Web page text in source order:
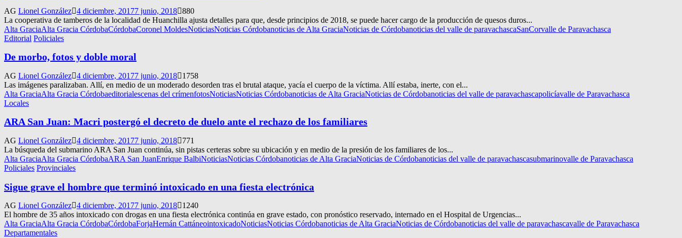
AG Lionel González 4 diciembre, 20177 junio, 2018 880
La cooperativa de tamberos de la localidad de Huanchilla ajusta detalles para que, desde principios de 2018, se puede hacer cargo de la producción de quesos duros...
Alta GraciaAlta Gracia CórdobaCórdobaCoronel MoldesNoticiasNoticias Córdobanoticias de Alta GraciaNoticias de Córdobanoticias del valle de paravachascaSanCorvalle de Paravachasca
Editorial Policiales
De morbo, fotos y doble moral
AG Lionel González 4 diciembre, 20177 junio, 2018
1758
Las imágenes paralizaban. Allí, en medio de un moderado desorden tras el brutal ataque, yacía el cuerpo de la víctima. Allí estaba, inerte, con el...
Alta GraciaAlta Gracia Córdobaeditorialescenas del crímenfotosNoticiasNoticias Córdobanoticias de Alta GraciaNoticias de Córdobanoticias del valle de paravachascapolicíavalle de Paravachasca
Locales
ARA San Juan: Macri postergó el decreto de duelo ante el rechazo de los familiares
AG Lionel González 4 diciembre, 20177 junio, 2018
771
La búsqueda del submarino ARA San Juan continúa, sin pistas certeras sobre su ubicación y en medio de la presión de los familiares de los...
Alta GraciaAlta Gracia CórdobaARA San JuanEnrique BalbiNoticiasNoticias Córdobanoticias de Alta GraciaNoticias de Córdobanoticias del valle de paravachascasubmarinovalle de Paravachasca
Policiales Provinciales
Sigue grave el hombre que terminó intoxicado en una fiesta electrónica
AG Lionel González 4 diciembre, 20177 junio, 2018
1240
El hombre de 35 años intoxicado con drogas en una fiesta electrónica continúa en grave estado, con pronóstico reservado, internado en el Hospital de Urgencias...
Alta GraciaAlta Gracia CórdobaCórdobaForjaHernán CattáneointoxicadoNoticiasNoticias Córdobanoticias de Alta GraciaNoticias de Córdobanoticias del valle de paravachascavalle de Paravachasca
Departamentales